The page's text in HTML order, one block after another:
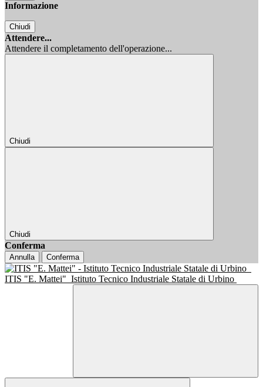
Informazione
Chiudi
Attendere...
Attendere il completamento dell'operazione...
Chiudi
Chiudi
Conferma
Annulla Conferma
ITIS "E. Mattei" Istituto Tecnico Industriale Statale di Urbino